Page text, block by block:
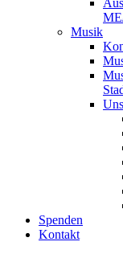
Musik
Spenden
Kontakt